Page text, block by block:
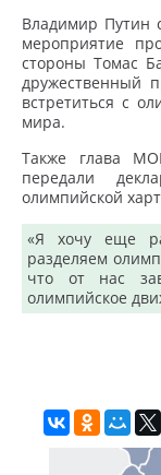
Владимир Путин
мероприятие
стороны Томас
дружественный
встретиться с
мира.
Также глава
передали
олимпийской
«Я хочу еще
разделяем
что от нас
олимпийское